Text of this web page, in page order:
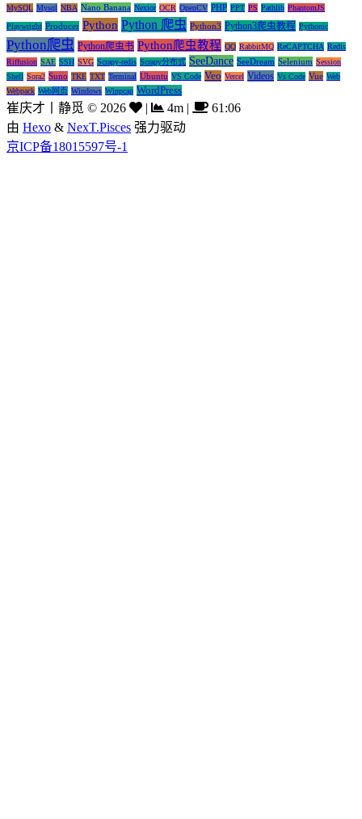
MySQL Mysql NBA Nano Banana Nexior OCR OpenCV PHP PPT PS Pathlib PhantomJS
Playwright Producer Python Python 爬虫 Python3 Python3爬虫教程 Pythonic
Python爬虫 Python爬虫书 Python爬虫教程 QQ RabbitMQ ReCAPTCHA Redis
Riffusion SAE SSH SVG Scrapy-redis Scrapy分布式 SeeDance SeeDream Selenium Session
Shell Sora2 Suno TKE TXT Terminal Ubuntu VS Code Veo Vercel Videos Vs Code Vue Web
Webpack Web网页 Windows Winpcap WordPress
崔庆才丨静觅 © 2026 | 4m |
61:06
由 Hexo & NexT.Pisces 强力驱动
京ICP备18015597号-1